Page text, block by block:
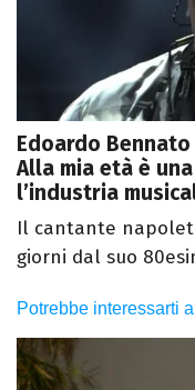
Edoardo
Alla mia età è
l’industria
Il cantante
giorni dal suo